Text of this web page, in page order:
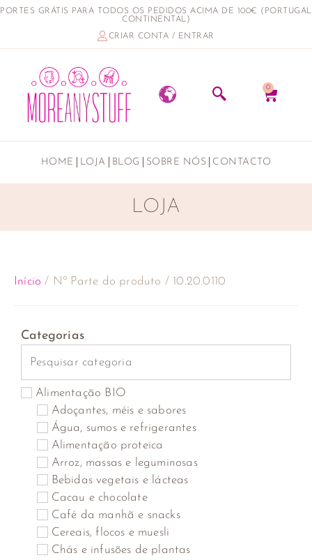
PORTES GRÁTIS PARA TODOS OS PEDIDOS ACIMA DE 100€ (PORTUGAL
CONTINENTAL)
CRIAR CONTA / ENTRAR
0
HOME LOJA BLOG SOBRE NÓS CONTACTO
LOJA
Início / Nº Parte do produto / 10.20.0110
Categorias
Alimentação BIO
Adoçantes, méis e sabores
Água, sumos e refrigerantes
Alimentação proteica
Arroz, massas e leguminosas
Bebidas vegetais e lácteas
Cacau e chocolate
Café da manhã e snacks
Cereais, flocos e muesli
Chás e infusões de plantas